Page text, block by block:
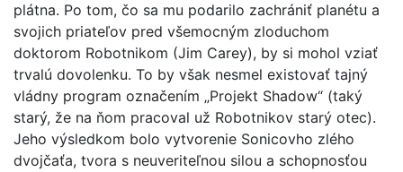
plátna. Po tom, čo sa mu podarilo zachrániť planétu a
svojich priateľov pred všemocným zloduchom
doktorom Robotnikom (Jim Carey), by si mohol vziať
trvalú dovolenku. To by však nesmel existovať tajný
vládny program označením „Projekt Shadow“ (taký
starý, že na ňom pracoval už Robotnikov starý otec).
Jeho výsledkom bolo vytvorenie Sonicovho zlého
dvojčaťa, tvora s neuveriteľnou silou a schopnosťou